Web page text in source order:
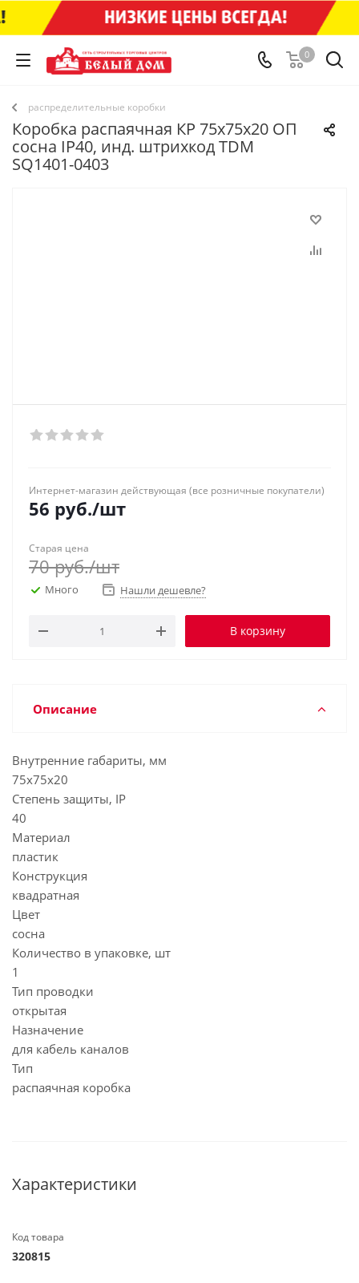
0
распределительные коробки
Коробка распаячная КР 75х75х20 ОП
сосна IP40, инд. штрихкод TDM
SQ1401-0403
Интернет-магазин действующая (все розничные покупатели)
56 руб./шт
Старая цена
70руб./шт
Много Нашли дешевле?
В корзину
Описание
Внутренние габариты, мм
75х75х20
Степень защиты, IP
40
Материал
пластик
Конструкция
квадратная
Цвет
сосна
Количество в упаковке, шт
1
Тип проводки
открытая
Назначение
для кабель каналов
Тип
распаячная коробка
Характеристики
Код товара
320815